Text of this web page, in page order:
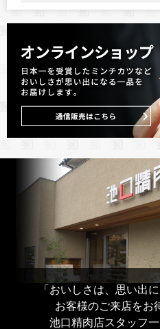
「おいしさは、思い出
お客様のご来店をお
池口精肉店スタッフ